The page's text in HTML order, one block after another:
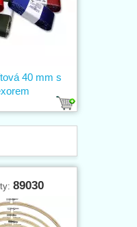
40 mm s
89030